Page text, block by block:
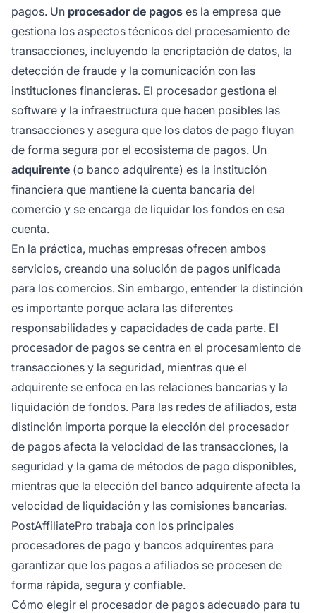
pagos. Un procesador de pagos es la empresa que
gestiona los aspectos técnicos del procesamiento de
transacciones, incluyendo la encriptación de datos, la
detección de fraude y la comunicación con las
instituciones financieras. El procesador gestiona el
software y la infraestructura que hacen posibles las
transacciones y asegura que los datos de pago fluyan
de forma segura por el ecosistema de pagos. Un
adquirente (o banco adquirente) es la institución
financiera que mantiene la cuenta bancaria del
comercio y se encarga de liquidar los fondos en esa
cuenta.
En la práctica, muchas empresas ofrecen ambos
servicios, creando una solución de pagos unificada
para los comercios. Sin embargo, entender la distinción
es importante porque aclara las diferentes
responsabilidades y capacidades de cada parte. El
procesador de pagos se centra en el procesamiento de
transacciones y la seguridad, mientras que el
adquirente se enfoca en las relaciones bancarias y la
liquidación de fondos. Para las redes de afiliados, esta
distinción importa porque la elección del procesador
de pagos afecta la velocidad de las transacciones, la
seguridad y la gama de métodos de pago disponibles,
mientras que la elección del banco adquirente afecta la
velocidad de liquidación y las comisiones bancarias.
PostAffiliatePro trabaja con los principales
procesadores de pago y bancos adquirentes para
garantizar que los pagos a afiliados se procesen de
forma rápida, segura y confiable.
Cómo elegir el procesador de pagos adecuado para tu